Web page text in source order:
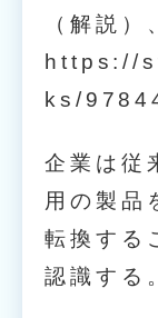
（解説）
https://
ks/
企業は従
用の製品
転換する
認識する